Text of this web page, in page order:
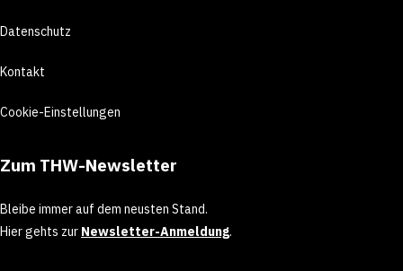
Datenschutz
Kontakt
Cookie-Einstellungen
Zum THW-Newsletter
Bleibe immer auf dem neusten Stand.
Hier gehts zur Newsletter-Anmeldung.